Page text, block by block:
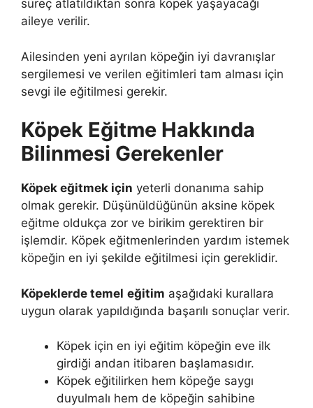
süreç atlatıldıktan sonra köpek yaşayacağı
aileye verilir.
Ailesinden yeni ayrılan köpeğin iyi davranışlar
sergilemesi ve verilen eğitimleri tam alması için
sevgi ile eğitilmesi gerekir.
Köpek Eğitme Hakkında
Bilinmesi Gerekenler
Köpek eğitmek için yeterli donanıma sahip
olmak gerekir. Düşünüldüğünün aksine köpek
eğitme oldukça zor ve birikim gerektiren bir
işlemdir. Köpek eğitmenlerinden yardım istemek
köpeğin en iyi şekilde eğitilmesi için gereklidir.
Köpeklerde temel eğitim aşağıdaki kurallara
uygun olarak yapıldığında başarılı sonuçlar verir.
Köpek için en iyi eğitim köpeğin eve ilk
girdiği andan itibaren başlamasıdır.
Köpek eğitilirken hem köpeğe saygı
duyulmalı hem de köpeğin sahibine